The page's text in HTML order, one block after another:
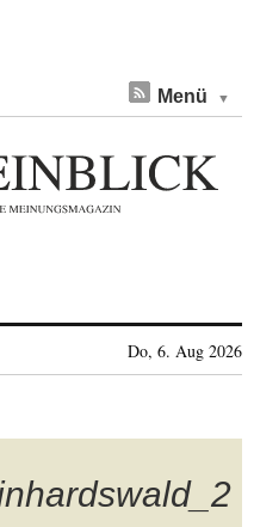
Menü
Do, 6. Aug 2026